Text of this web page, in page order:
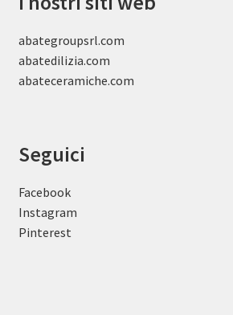
abategroupsrl.com
abatedilizia.com
abateceramiche.com
Seguici
Facebook
Instagram
Pinterest